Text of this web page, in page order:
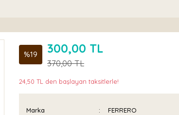
%19 300,00 TL
370,00 TL
24,50 TL den başlayan taksitlerle!
Marka FERRERO